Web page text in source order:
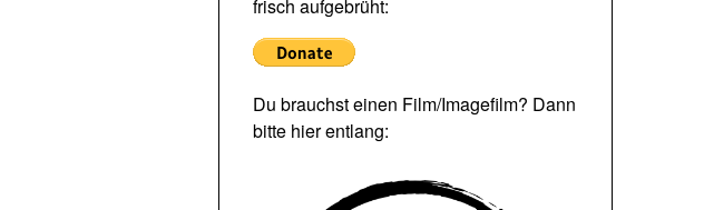
frisch aufgebrüht:
Du brauchst einen Film/Imagefilm? Dann
bitte hier entlang: